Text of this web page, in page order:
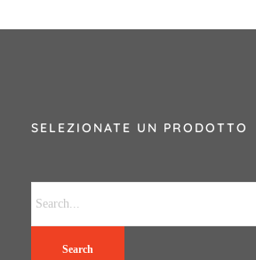
SELEZIONATE UN PRODOTTO
Search